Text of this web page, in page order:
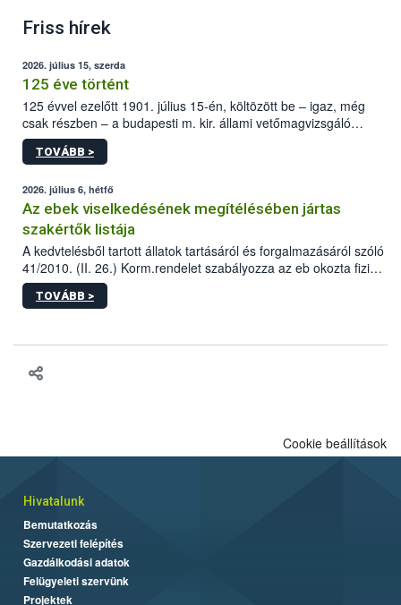
Friss hírek
2026. július 15, szerda
125 éve történt
125 évvel ezelőtt 1901. július 15-én, költözött be – igaz, még
csak részben – a budapesti m. kir. állami vetőmagvizsgáló
állomás a Kis Rókus utca 15. szám alatti, Czigler Győző által
tervezett új épületébe.
TOVÁBB >
2026. július 6, hétfő
Az ebek viselkedésének megítélésében jártas
szakértők listája
A kedvtelésből tartott állatok tartásáról és forgalmazásáról szóló
41/2010. (II. 26.) Korm.rendelet szabályozza az eb okozta fizikai
sérülés, illetve ennek veszélye keletkezésekor felmerülő
hatósági feladatokat, valamint a veszélyes eb tartását és annak
TOVÁBB >
Cookie beállítások
Hivatalunk
Bemutatkozás
Szervezeti felépítés
Gazdálkodási adatok
Felügyeleti szervünk
Projektek